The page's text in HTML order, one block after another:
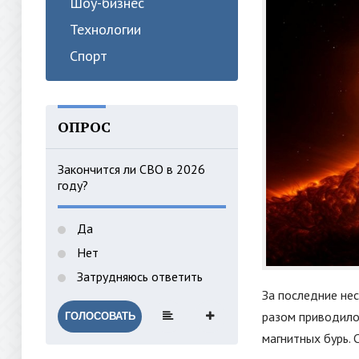
Технологии
Спорт
ОПРОС
Закончится ли СВО в 2026
году?
Да
Нет
Затрудняюсь ответить
ГОЛОСОВАТЬ
За последние
разом
магнитных бурь.